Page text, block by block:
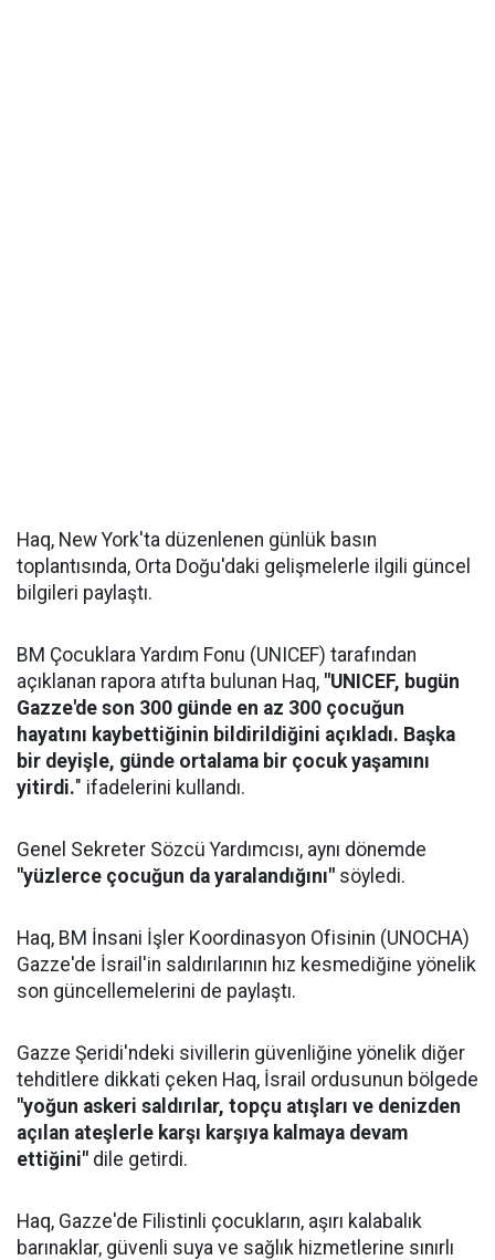
Haq, New York'ta düzenlenen günlük basın
toplantısında, Orta Doğu'daki gelişmelerle ilgili güncel
bilgileri paylaştı.
BM Çocuklara Yardım Fonu (UNICEF) tarafından
açıklanan rapora atıfta bulunan Haq, "UNICEF, bugün
Gazze'de son 300 günde en az 300 çocuğun
hayatını kaybettiğinin bildirildiğini açıkladı. Başka
bir deyişle, günde ortalama bir çocuk yaşamını
yitirdi." ifadelerini kullandı.
Genel Sekreter Sözcü Yardımcısı, aynı dönemde
"yüzlerce çocuğun da yaralandığını" söyledi.
Haq, BM İnsani İşler Koordinasyon Ofisinin (UNOCHA)
Gazze'de İsrail'in saldırılarının hız kesmediğine yönelik
son güncellemelerini de paylaştı.
Gazze Şeridi'ndeki sivillerin güvenliğine yönelik diğer
tehditlere dikkati çeken Haq, İsrail ordusunun bölgede
"yoğun askeri saldırılar, topçu atışları ve denizden
açılan ateşlerle karşı karşıya kalmaya devam
ettiğini" dile getirdi.
Haq, Gazze'de Filistinli çocukların, aşırı kalabalık
barınaklar, güvenli suya ve sağlık hizmetlerine sınırlı